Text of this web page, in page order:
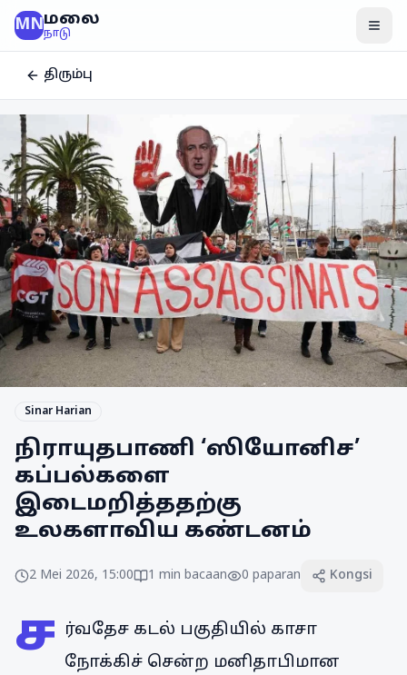
MNமலை
நாடு
திரும்பு
Sinar Harian
நிராயுதபாணி ‘ஸியோனிச’
கப்பல்களை
இடைமறித்ததற்கு
உலகளாவிய கண்டனம்
2 Mei 2026, 15:00 1 min bacaan 0 paparan Kongsi
ச ர்வதேச கடல் பகுதியில் காசா
நோக்கிச் சென்ற மனிதாபிமான